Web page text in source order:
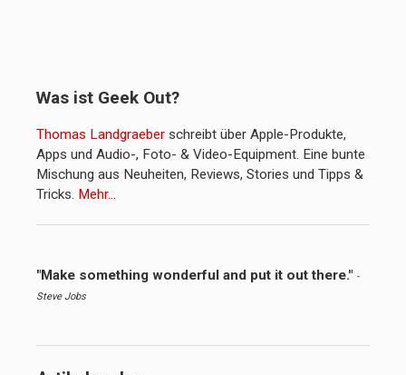
Was ist Geek Out?
Thomas Landgraeber schreibt über Apple-Produkte,
Apps und Audio-, Foto- & Video-Equipment. Eine bunte
Mischung aus Neuheiten, Reviews, Stories und Tipps &
Tricks. Mehr…
"Make something wonderful and put it out there." -
Steve Jobs